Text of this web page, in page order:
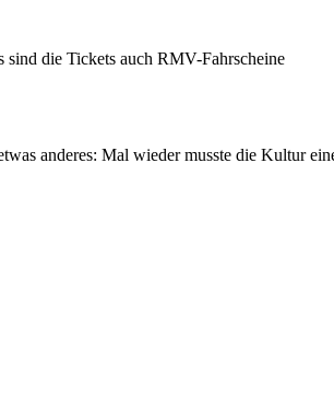
sind die Tickets auch RMV-Fahrscheine
anderes: Mal wieder musste die Kultur